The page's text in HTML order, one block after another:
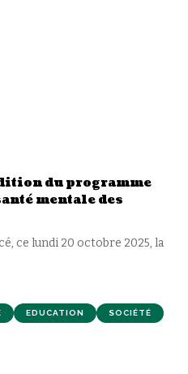
du programme
mentale des
ce lundi 20 octobre 2025, la
EDUCATION SOCIÉTÉ